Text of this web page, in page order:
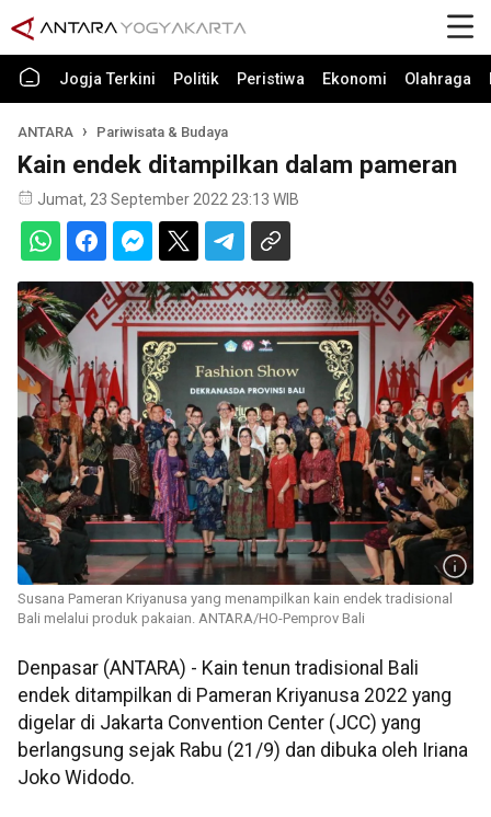
Jogja Terkini Politik Peristiwa Ekonomi Olahraga
ANTARA Pariwisata & Budaya
Kain endek ditampilkan dalam pameran
Jumat, 23 September 2022 23:13 WIB
Susana Pameran Kriyanusa yang menampilkan kain endek tradisional
Bali melalui produk pakaian. ANTARA/HO-Pemprov Bali
Denpasar (ANTARA) - Kain tenun tradisional Bali
endek ditampilkan di Pameran Kriyanusa 2022 yang
digelar di Jakarta Convention Center (JCC) yang
berlangsung sejak Rabu (21/9) dan dibuka oleh Iriana
Joko Widodo.